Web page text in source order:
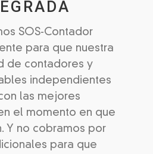
SOS-Contador
para que nuestra
de contadores y
independientes
las mejores
el momento en que
Y no cobramos por
para que